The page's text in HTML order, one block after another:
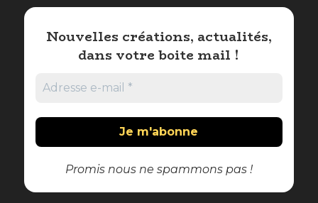
Nouvelles créations, actualités,
dans votre boite mail !
Promis nous ne spammons pas !